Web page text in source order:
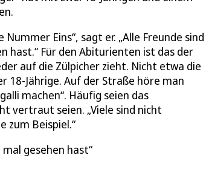
Eins“, sagt er. „Alle Freunde sind
hast.“ Für den Abiturienten ist das der
auf die Zülpicher zieht. Nicht etwa die
18-Jährige. Auf der Straße höre man
machen“. Häufig seien das
vertraut seien. „Viele sind nicht
zum Beispiel.“
gesehen hast